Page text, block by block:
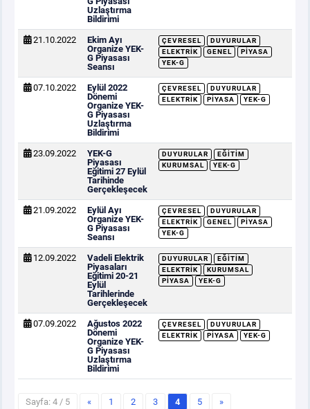
Uzlaştırma
Bildirimi
21.10.2022
Ekim Ayı
Organize YEK-
G Piyasası
Seansı
ÇEVRESEL
DUYURULAR
ELEKTRIK
GENEL
PIYASA
YEK-G
07.10.2022
Eylül 2022
Dönemi
Organize YEK-
G Piyasası
Uzlaştırma
Bildirimi
ÇEVRESEL
DUYURULAR
ELEKTRIK
PIYASA YEK-G
23.09.2022
YEK-G
Piyasası
Eğitimi 27 Eylül
Tarihinde
Gerçekleşecek
DUYURULAR
EĞITIM
KURUMSAL
YEK-G
21.09.2022
Eylül Ayı
Organize YEK-
G Piyasası
Seansı
ÇEVRESEL
DUYURULAR
ELEKTRIK
GENEL
PIYASA
YEK-G
12.09.2022
Vadeli Elektrik
Piyasaları
Eğitimi 20-21
Eylül
Tarihlerinde
Gerçekleşecek
DUYURULAR
EĞITIM
ELEKTRIK
KURUMSAL
PIYASA
YEK-G
07.09.2022
Ağustos 2022
Dönemi
Organize YEK-
G Piyasası
Uzlaştırma
Bildirimi
ÇEVRESEL
DUYURULAR
ELEKTRIK
PIYASA YEK-G
Sayfa: 4 / 5 « 1 2 3 4 5 »